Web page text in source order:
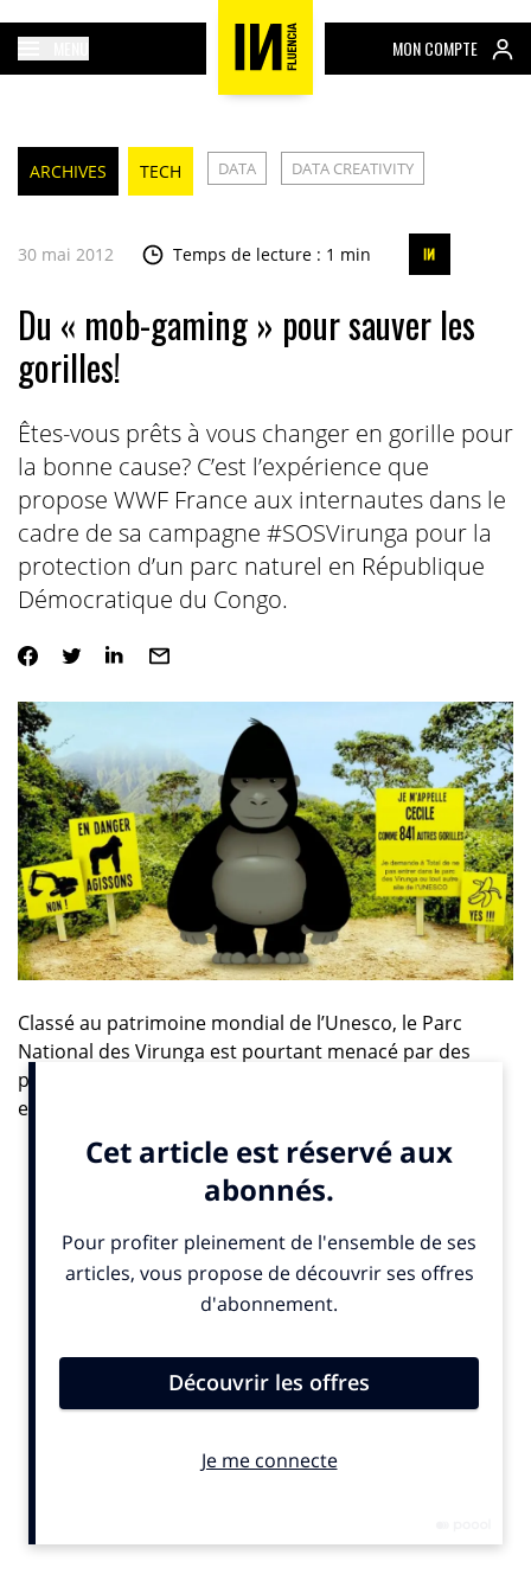
MON COMPTE
ARCHIVES TECH DATA DATA CREATIVITY
30 mai 2012 Temps de lecture : 1 min
Du « mob-gaming » pour sauver les
gorilles!
Êtes-vous prêts à vous changer en gorille pour
la bonne cause? C’est l’expérience que
propose WWF France aux internautes dans le
cadre de sa campagne #SOSVirunga pour la
protection d’un parc naturel en République
Démocratique du Congo.
Classé au patrimoine mondial de l’Unesco, le Parc
National des Virunga est pourtant menacé par des
poids lourds de l’industrie pétrolière souhaitant
exploiter les gisements se trouvant dessous. Situé en
République Démocratique du Congo, le parc abrite
plus de 200 espèces mammifères en voie d’extinction
Pour encourager les amoureux de la nature à se
mobiliser contre la destruction de ce joyau naturel,
WWF France lance une application «mob-gaming»
la page Facebook de l’organisation et également
relayée sur Twitter via le hashtag #SOSVirunga.
façon à l’apposer sur un corps de gorille qui
«gorille» recevra un numéro d’identification qui lui